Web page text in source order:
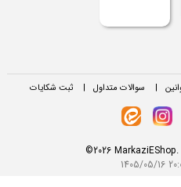
| سوالات متداول | ثبت شکایات
©2026
1405/05/16